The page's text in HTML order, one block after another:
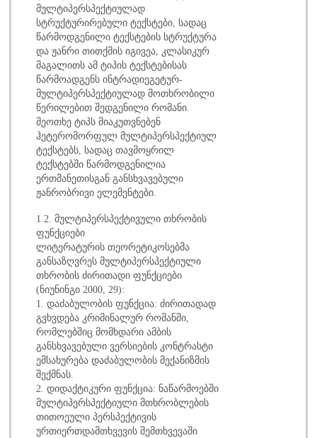
მულტიპერსპექტიულად
სტრუქტურირებული ტექსტები, სადაც
წარმოდგენილი ტექსტების სტრუქტურა
და ჟანრი თითქმის იგივეა, კლასიკურ
მაგალითს ამ ტიპის ტექსტებისას
წარმოადგენს ინტრადიეგეტურ-
მულტიპერსპექტიულად მოთხრობილი
წერილებით შედგენილი რომანი.
მეოთხე ტიპს მიაკუთვნებენ
ჰეტერომორფულ მულტიპერსპექტიულ
ტექსტებს, სადაც თავმოყრილ
ტექსტებში წარმოდგენილია
ერთმანეთისგან განსხვავებული
ჟანრობრივი ელემენტები.
1.2. მულტიპერსპექტივული თხრობის
ფუნქციები
ლიტერატურის თეორეტიკოსებმა
განსაზღვრეს მულტიპერსპექტიული
თხრობის ძირითადი ფუნქციები
(ნიუნინგი 2000, 29):
1. დაძაბულობის ფუნქცია: ძირითადად
გვხვდება კრიმინალურ რომანში,
რომლებშიც მომხდარი ამბის
განსხვავებული ვერსიების კონტრასტი
ემსახურება დაძაბულობის მექანიზმის
შექმნას.
2. დიდაქტიკური ფუნქცია: ნაწარმოებში
მულტიპერსპექტიული მთხრობლების
თითოეული პერსპექტივის
ურთიერთდამთხვევის შემთხვევაში